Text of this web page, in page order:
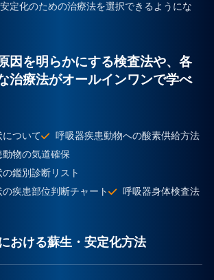
定化のための治療法を選択できるようにな
因を明らかにする検査法や、各
治療法がオールインワンで学べ
ついて
呼吸器疾患動物への酸素供給方法
物の気道確保
鑑別診断リスト
疾患部位判断チャート
呼吸器身体検査法
おける蘇生・安定化方法